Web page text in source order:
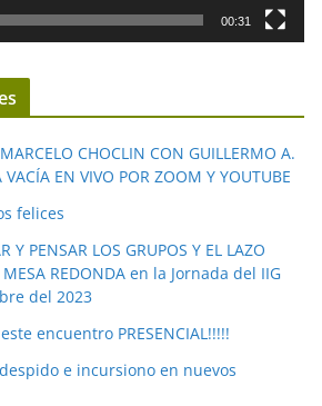
00:31
CHOCLIN CON GUILLERMO A.
VACÍA EN VIVO POR ZOOM Y YOUTUBE
felices
Y PENSAR LOS GRUPOS Y EL LAZO
MESA REDONDA en la Jornada del IIG
del 2023
encuentro PRESENCIAL!!!!!
e incursiono en nuevos